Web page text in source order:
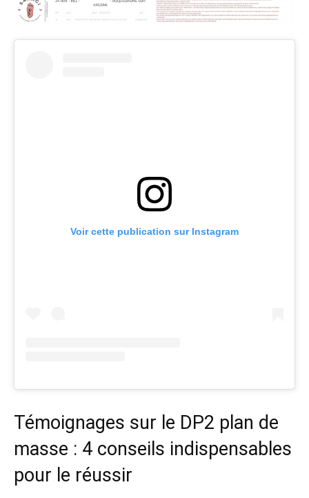
Voir cette publication sur Instagram
Témoignages sur le DP2 plan de
masse : 4 conseils indispensables
pour le réussir